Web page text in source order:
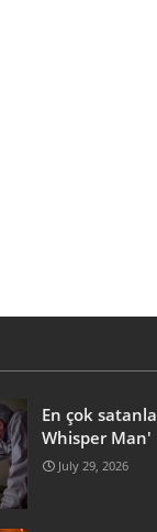
En çok
Whisper Man'
July 29, 2026